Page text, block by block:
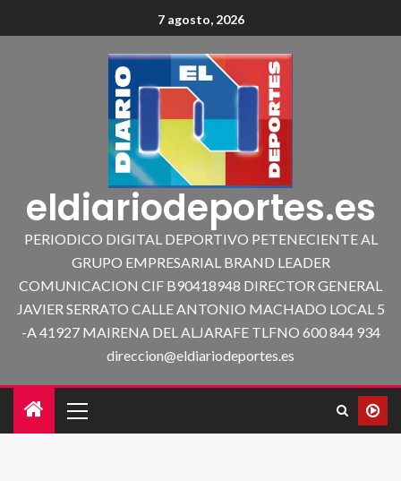
7 agosto, 2026
eldiariodeportes.es
PERIODICO DIGITAL DEPORTIVO PETENECIENTE AL
GRUPO EMPRESARIAL BRAND LEADER
COMUNICACION CIF B90418948 DIRECTOR GENERAL
JAVIER SERRATO CALLE ANTONIO MACHADO LOCAL 5
-A 41927 MAIRENA DEL ALJARAFE TLFNO 600 844 934
direccion@eldiariodeportes.es